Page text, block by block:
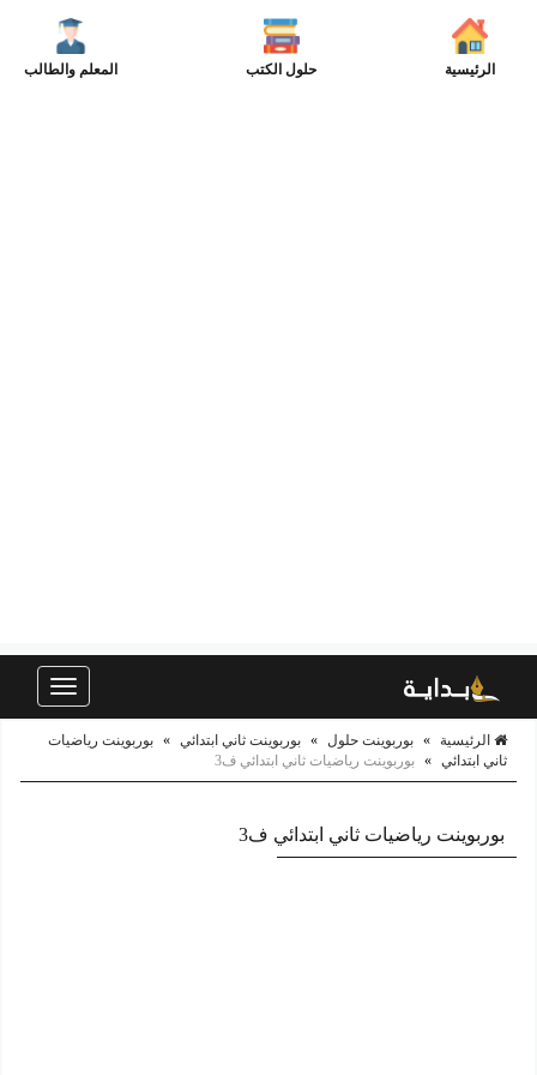
الرئيسية حلول الكتب المعلم والطالب
Toggle
الرئيسية » بوربوينت حلول » بوربوينت ثاني ابتدائي » بوربوينت رياضيات
ثاني ابتدائي » بوربوينت رياضيات ثاني ابتدائي ف3
بوربوينت رياضيات ثاني ابتدائي ف3